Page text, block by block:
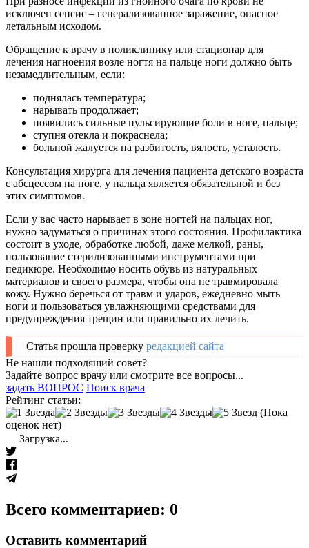
исключен сепсис – генерализованное заражение, опасное
летальным исходом.
Обращение к врачу в поликлинику или стационар для
лечения нагноения возле ногтя на пальце ноги должно быть
незамедлительным, если:
поднялась температура;
нарывать продолжает;
появились сильные пульсирующие боли в ноге, пальце;
ступня отекла и покраснела;
больной жалуется на разбитость, вялость, усталость.
Консультация хирурга для лечения пациента детского возраста
с абсцессом на ноге, у пальца является обязательной и без
этих симптомов.
Если у вас часто нарывает в зоне ногтей на пальцах ног,
нужно задуматься о причинах этого состояния. Профилактика
состоит в уходе, обработке любой, даже мелкой, раны,
пользование стерилизованными инструментами при
педикюре. Необходимо носить обувь из натуральных
материалов и своего размера, чтобы она не травмировала
кожу. Нужно беречься от травм и ударов, ежедневно мыть
ноги и пользоваться увлажняющими средствами для
предупреждения трещин или правильно их лечить.
Статья прошла проверку редакцией сайта
Не нашли подходящий совет?
Задайте вопрос врачу или смотрите все вопросы...
задать ВОПРОС Поиск врача
Рейтинг статьи:
(Пока
оценок нет)
Загрузка...
Всего комментариев: 0
Оставить комментарий